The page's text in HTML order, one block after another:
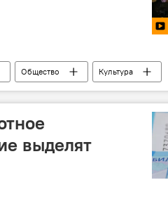
Общество
Культура
выделят